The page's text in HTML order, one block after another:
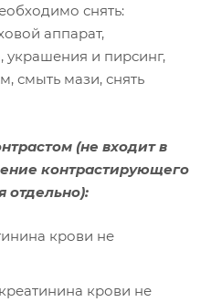
снять:
аппарат,
украшения и пирсинг,
смыть мази, снять
(не входит в
контрастирующего
отдельно):
крови не
крови не